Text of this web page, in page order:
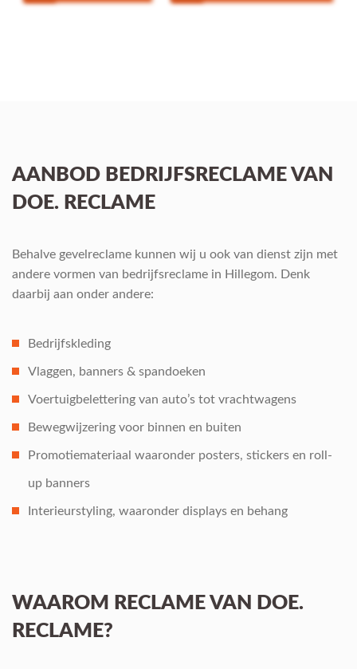
AANBOD BEDRIJFSRECLAME VAN
DOE. RECLAME
Behalve gevelreclame kunnen wij u ook van dienst zijn met
andere vormen van bedrijfsreclame in Hillegom. Denk
daarbij aan onder andere:
Bedrijfskleding
Vlaggen, banners & spandoeken
Voertuigbelettering van auto’s tot vrachtwagens
Bewegwijzering voor binnen en buiten
Promotiemateriaal waaronder posters, stickers en roll-
up banners
Interieurstyling, waaronder displays en behang
WAAROM RECLAME VAN DOE.
RECLAME?